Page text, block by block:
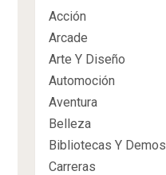
Acción
Arcade
Arte Y Diseño
Automoción
Aventura
Belleza
Bibliotecas Y Demos
Carreras